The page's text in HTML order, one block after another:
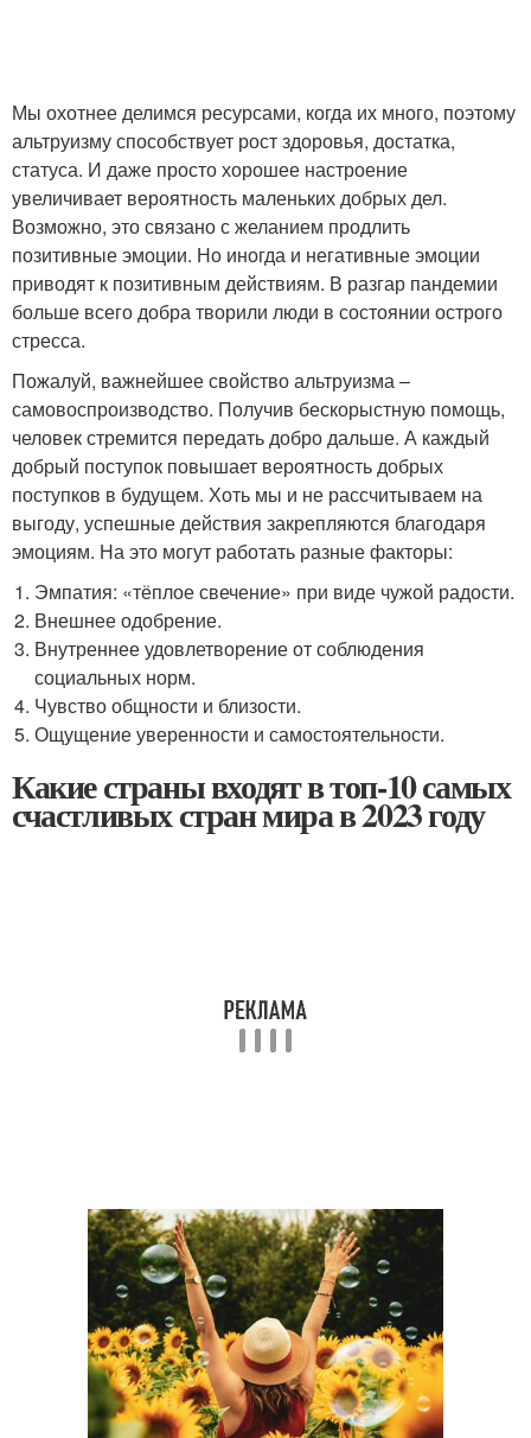
Мы охотнее делимся ресурсами, когда их много, поэтому
альтруизму способствует рост здоровья, достатка,
статуса. И даже просто хорошее настроение
увеличивает вероятность маленьких добрых дел.
Возможно, это связано с желанием продлить
позитивные эмоции. Но иногда и негативные эмоции
приводят к позитивным действиям. В разгар пандемии
больше всего добра творили люди в состоянии острого
стресса.
Пожалуй, важнейшее свойство альтруизма –
самовоспроизводство. Получив бескорыстную помощь,
человек стремится передать добро дальше. А каждый
добрый поступок повышает вероятность добрых
поступков в будущем. Хоть мы и не рассчитываем на
выгоду, успешные действия закрепляются благодаря
эмоциям. На это могут работать разные факторы:
Эмпатия: «тёплое свечение» при виде чужой радости.
Внешнее одобрение.
Внутреннее удовлетворение от соблюдения
социальных норм.
Чувство общности и близости.
Ощущение уверенности и самостоятельности.
Какие страны входят в топ-10 самых
счастливых стран мира в 2023 году